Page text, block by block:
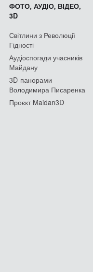
ФОТО, АУДІО, ВІДЕО,
3D
Світлини з Революції
Гідності
Аудіоспогади учасників
Майдану
3D-панорами
Володимира Писаренка
Проєкт Maidan3D